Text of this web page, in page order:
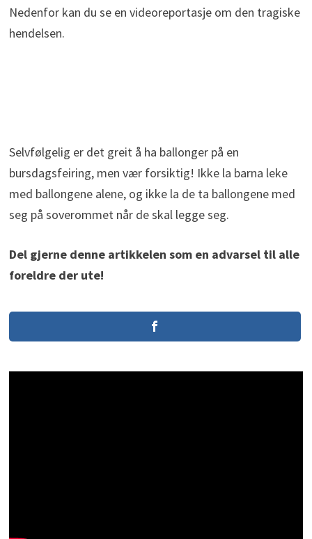
Nedenfor kan du se en videoreportasje om den tragiske
hendelsen.
Selvfølgelig er det greit å ha ballonger på en
bursdagsfeiring, men vær forsiktig! Ikke la barna leke
med ballongene alene, og ikke la de ta ballongene med
seg på soverommet når de skal legge seg.
Del gjerne denne artikkelen som en advarsel til alle
foreldre der ute!